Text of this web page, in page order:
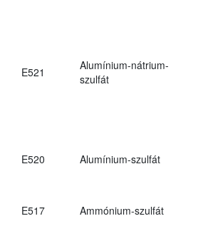
E521
Alumínium-nátrium-
szulfát
E520 Alumínium-szulfát
E517
Ammónium-szulfát